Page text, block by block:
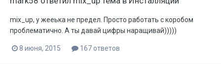
mix_up, у жееька не предел. Просто работать с коробом
проблематично. А ты давай цифры наращивай)))))
8 июня, 2015 167 ответов